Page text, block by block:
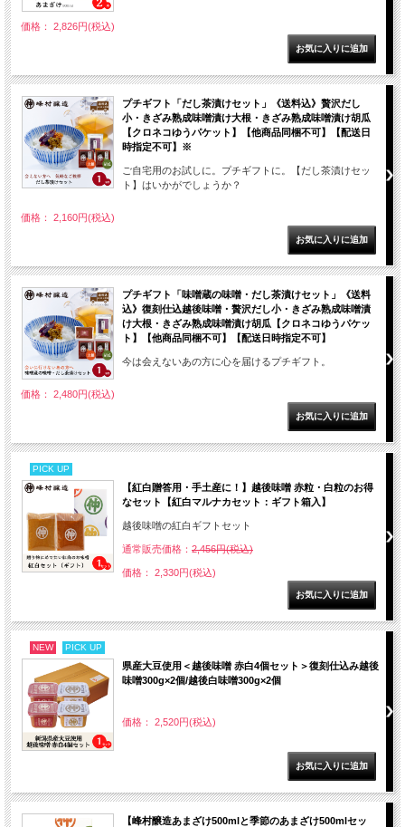
価格： 2,826円(税込)
プチギフト「だし茶漬けセット」《送料込》贅沢だし
小・きざみ熟成味噌漬け大根・きざみ熟成味噌漬け胡瓜
【クロネコゆうパケット】【他商品同梱不可】【配送日
時指定不可】※
ご自宅用のお試しに。プチギフトに。【だし茶漬けセッ
ト】はいかがでしょうか？
価格： 2,160円(税込)
プチギフト「味噌蔵の味噌・だし茶漬けセット」《送料
込》復刻仕込越後味噌・贅沢だし小・きざみ熟成味噌漬
け大根・きざみ熟成味噌漬け胡瓜【クロネコゆうパケッ
ト】【他商品同梱不可】【配送日時指定不可】
今は会えないあの方に心を届けるプチギフト。
価格： 2,480円(税込)
PICK UP
【紅白贈答用・手土産に！】越後味噌 赤粒・白粒のお得
なセット【紅白マルナカセット：ギフト箱入】
越後味噌の紅白ギフトセット
通常販売価格： 2,456円(税込)
価格： 2,330円(税込)
NEW PICK UP
県産大豆使用＜越後味噌 赤白4個セット＞復刻仕込み越後
味噌300g×2個/越後白味噌300g×2個
価格： 2,520円(税込)
【峰村醸造あまざけ500mlと季節のあまざけ500mlセッ